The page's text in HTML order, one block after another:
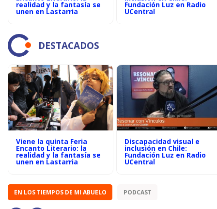
realidad y la fantasía se
unen en Lastarria
Fundación Luz en Radio
UCentral
DESTACADOS
Viene la quinta Feria
Encanto Literario: la
realidad y la fantasía se
unen en Lastarria
Discapacidad visual e
inclusión en Chile:
Fundación Luz en Radio
UCentral
EN LOS TIEMPOS DE MI ABUELO PODCAST